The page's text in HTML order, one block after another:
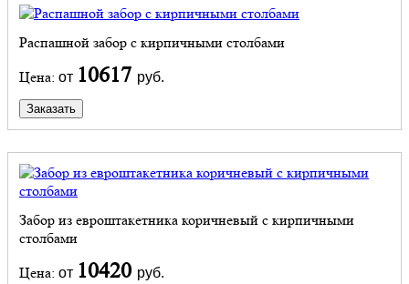
Распашной забор с кирпичными столбами
Цена: от 10617 руб.
Заказать
Забор из евроштакетника коричневый с кирпичными
столбами
Цена: от 10420 руб.